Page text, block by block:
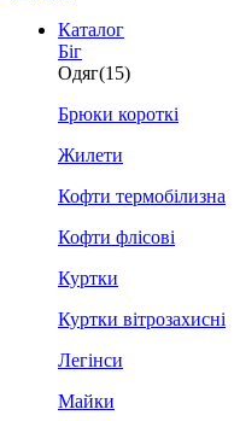
Каталог
Біг
Одяг(15)
Брюки короткі
Жилети
Кофти термобілизна
Кофти флісові
Куртки
Куртки вітрозахисні
Легінси
Майки